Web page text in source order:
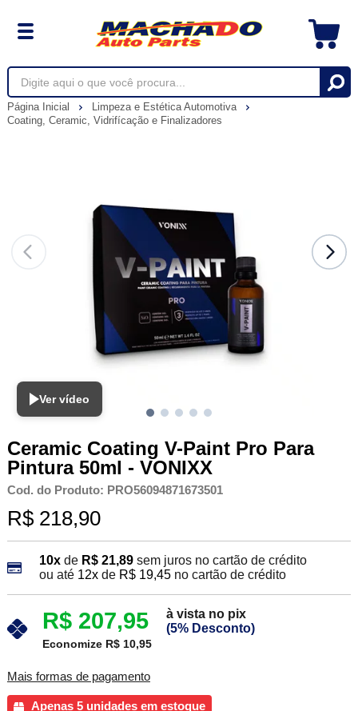
Página Inicial
Limpeza e Estética Automotiva
Coating, Ceramic, Vidrifícação e Finalizadores
Ver vídeo
Ceramic Coating V-Paint Pro Para
Pintura 50ml - VONIXX
Cod. do Produto: PRO56094871673501
R$ 218,90
10xde R$ 21,89 sem juros no cartão de crédito
ou até 12xde R$ 19,45no cartão de crédito
R$ 207,95
à vista no pix
(5% Desconto)
Economize R$ 10,95
Mais formas de pagamento
Apenas 5 unidades em estoque